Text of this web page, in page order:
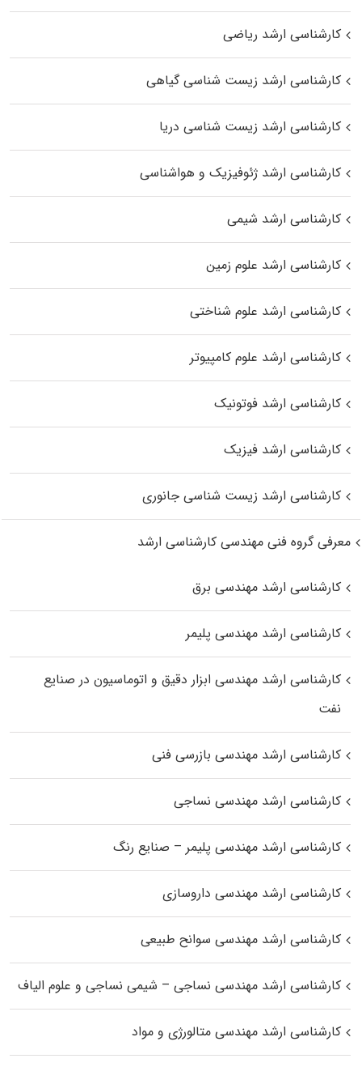
کارشناسی ارشد ریاضی
کارشناسی ارشد زیست‌ شناسی گیاهی
کارشناسی ارشد زیست‌ شناسی دریا
کارشناسی ارشد ژئوفیزیک و هواشناسی
کارشناسی ارشد شیمی
کارشناسی ارشد علوم زمین
کارشناسی ارشد علوم شناختی
کارشناسی ارشد علوم کامپیوتر
کارشناسی ارشد فوتونیک
کارشناسی ارشد فیزیک
کارشناسی ارشد زیست‌ شناسی جانوری
معرفی گروه فنی مهندسی کارشناسی ارشد
کارشناسی ارشد مهندسی برق
کارشناسی ارشد مهندسی پلیمر
کارشناسی ارشد مهندسی ابزار دقیق و اتوماسیون در صنایع
نفت
کارشناسی ارشد مهندسی بازرسی فنی
کارشناسی ارشد مهندسی نساجی
کارشناسی ارشد مهندسی پلیمر – صنایع رنگ
کارشناسی ارشد مهندسی داروسازی
کارشناسی ارشد مهندسی سوانح طبیعی
کارشناسی ارشد مهندسی نساجی – شیمی نساجی و علوم الیاف
کارشناسی ارشد مهندسی متالورژی و مواد